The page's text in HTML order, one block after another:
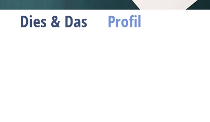
Dies & Das Profil